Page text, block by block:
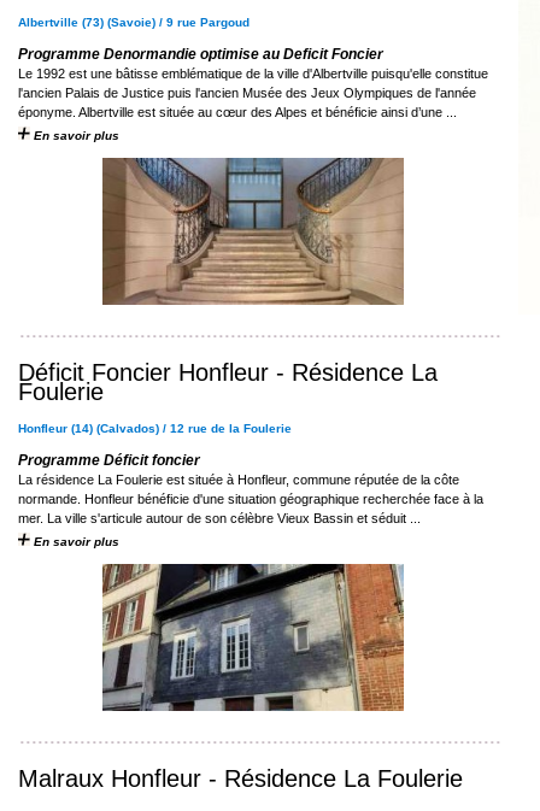
Albertville (73) (Savoie) / 9 rue Pargoud
Programme Denormandie optimise au Deficit Foncier
Le 1992 est une bâtisse emblématique de la ville d'Albertville puisqu'elle constitue
l'ancien Palais de Justice puis l'ancien Musée des Jeux Olympiques de l'année
éponyme. Albertville est située au cœur des Alpes et bénéficie ainsi d’une ...
En savoir plus
Déficit Foncier Honfleur - Résidence La
Foulerie
Honfleur (14) (Calvados) / 12 rue de la Foulerie
Programme Déficit foncier
La résidence La Foulerie est située à Honfleur, commune réputée de la côte
normande. Honfleur bénéficie d'une situation géographique recherchée face à la
mer. La ville s'articule autour de son célèbre Vieux Bassin et séduit ...
En savoir plus
Malraux Honfleur - Résidence La Foulerie